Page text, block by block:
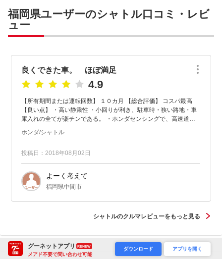
グーネットアプリ RENEW
メアド不要で問い合わせ可能
ダウンロード アプリを開く
福岡県ユーザーのシャトル口コミ・レビ
ュー
良くできた車。 ほぼ満足
4.9
【所有期間または運転回数】 １０カ月 【総合評価】 コスパ最高
【良い点】 ・高い静粛性 ・小回りが利き、駐車時・狭い路地・車
庫入れの全てが楽チンである。 ・ホンダセンシングで、高速道路
ではほぼ自動運転ができるため疲れ...
ホンダ/シャトル
投稿日：2018年08月02日
よーく考えて
福岡県中間市
シャトルのクルマレビューをもっと見る